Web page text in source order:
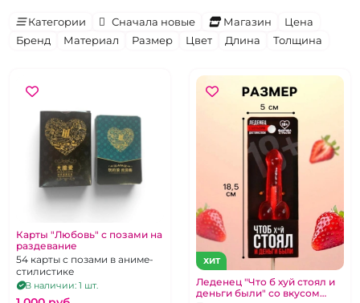
Категории Сначала новые Магазин
Цена
Бренд
Материал Размер Цвет Длина Толщина
Карты "Любовь" с позами на
раздевание
54 карты с позами в аниме-
стилистике
В наличии: 1 шт.
ХИТ
Леденец "Что б хуй стоял и
деньги были" со вкусом